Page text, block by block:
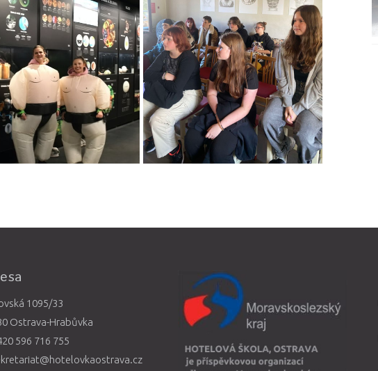
1095/33
Ostrava-Hrabůvka
596 716 755